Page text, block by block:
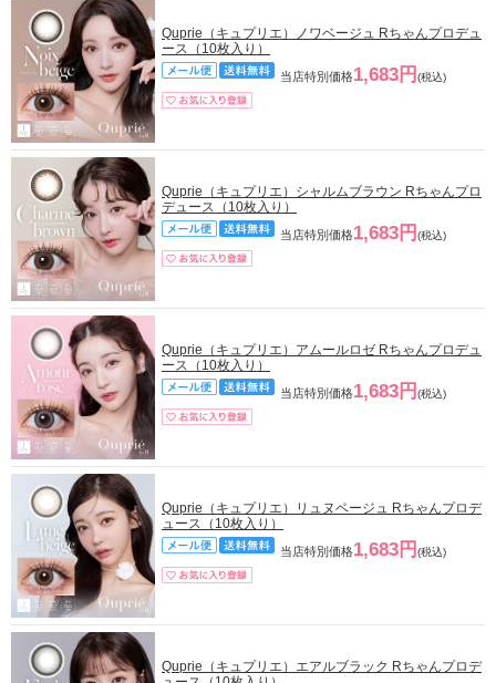
Quprie（キュプリエ）ノワベージュ Rちゃんプロデュ
ース（10枚入り）
当店特別価格1,683円 (税込)
Quprie（キュプリエ）シャルムブラウン Rちゃんプロ
デュース（10枚入り）
当店特別価格1,683円 (税込)
Quprie（キュプリエ）アムールロゼ Rちゃんプロデュ
ース（10枚入り）
当店特別価格1,683円 (税込)
Quprie（キュプリエ）リュヌベージュ Rちゃんプロデ
ュース（10枚入り）
当店特別価格1,683円 (税込)
Quprie（キュプリエ）エアルブラック Rちゃんプロデ